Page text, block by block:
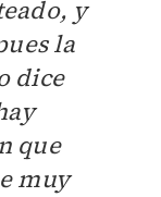
y
la
dice
que
muy